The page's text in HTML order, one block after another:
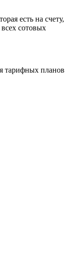
есть на счету,
сотовых
тарифных планов